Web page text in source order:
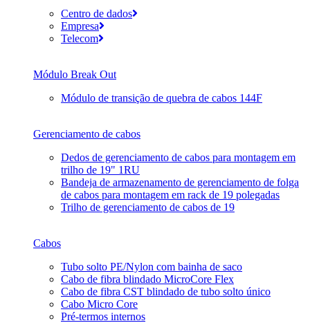
Centro de dados
Empresa
Telecom
Módulo Break Out
Módulo de transição de quebra de cabos 144F
Gerenciamento de cabos
Dedos de gerenciamento de cabos para montagem em
trilho de 19" 1RU
Bandeja de armazenamento de gerenciamento de folga
de cabos para montagem em rack de 19 polegadas
Trilho de gerenciamento de cabos de 19
Cabos
Tubo solto PE/Nylon com bainha de saco
Cabo de fibra blindado MicroCore Flex
Cabo de fibra CST blindado de tubo solto único
Cabo Micro Core
Pré-termos internos